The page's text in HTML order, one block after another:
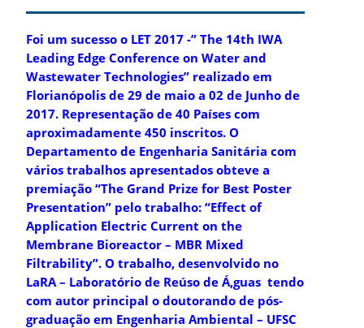
Foi um sucesso o LET 2017 -” The 14th IWA
Leading Edge Conference on Water and
Wastewater Technologies” realizado em
Florianópolis de 29 de maio a 02 de Junho de
2017. Representação de 40 Países com
aproximadamente 450 inscritos. O
Departamento de Engenharia Sanitária com
vários trabalhos apresentados obteve a
premiação “The Grand Prize for Best Poster
Presentation” pelo trabalho: “Effect of
Application Electric Current on the
Membrane Bioreactor – MBR Mixed
Filtrability”. O trabalho, desenvolvido no
LaRA – Laboratório de Reúso de Á,guas tendo
com autor principal o doutorando de pós-
graduação em Engenharia Ambiental – UFSC